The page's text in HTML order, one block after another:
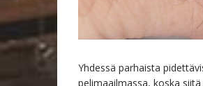
Yhdessä parhaista
pelimaailmassa, koska